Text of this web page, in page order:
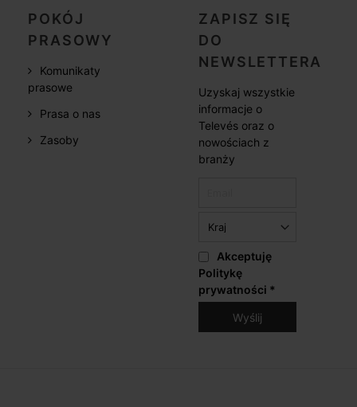
POKÓJ
PRASOWY
Komunikaty
prasowe
Prasa o nas
Zasoby
ZAPISZ SIĘ
DO
NEWSLETTERA
Uzyskaj wszystkie
informacje o
Televés oraz o
nowościach z
branży
Akceptuję
Politykę
prywatności *